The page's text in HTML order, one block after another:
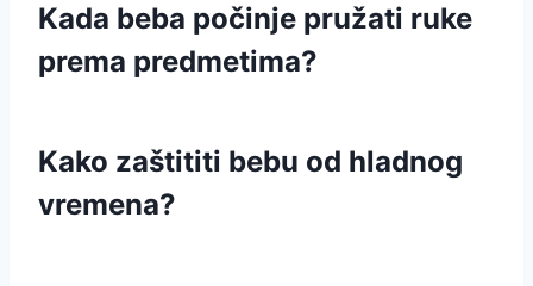
Kada beba počinje pružati ruke
prema predmetima?
Kako zaštititi bebu od hladnog
vremena?